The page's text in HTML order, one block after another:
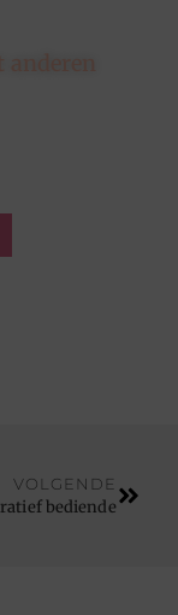
VOLGENDE
bediende